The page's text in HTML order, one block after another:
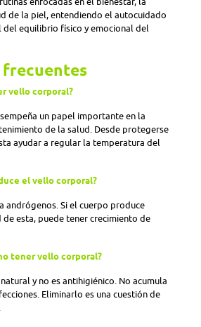
de la piel, entendiendo el autocuidado
del equilibrio físico y emocional del
vello corporal?
un papel importante en la
de la salud. Desde protegerse
ayudar a regular la temperatura del
el vello corporal?
andrógenos. Si el cuerpo produce
esta, puede tener crecimiento de
tener vello corporal?
y no es antihigiénico. No acumula
Eliminarlo es una cuestión de